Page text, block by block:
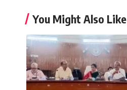
You Might Also Like